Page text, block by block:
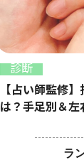
診断
【占い師監修
は？手足別＆左
ラ